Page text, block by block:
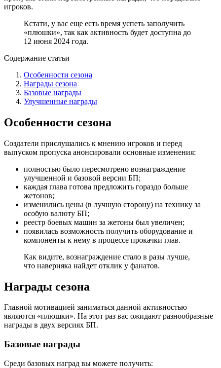
игроков.
Кстати, у вас еще есть время успеть заполучить
«плюшки», так как активность будет доступна до
12 июня 2024 года.
Содержание статьи
Особенности сезона
Награды сезона
Базовые награды
Улучшенные награды
Особенности сезона
Создатели прислушались к мнению игроков и перед
выпуском пропуска анонсировали основные изменения:
полностью было пересмотрено вознаграждение
улучшенной и базовой версии БП;
каждая глава готова предложить гораздо больше
жетонов;
изменились цены (в лучшую сторону) на технику за
особую валюту БП;
реестр боевых машин за жетоны был увеличен;
появилась возможность получить оборудование и
компоненты к нему в процессе прокачки глав.
Как видите, вознаграждение стало в разы лучше,
что наверняка найдет отклик у фанатов.
Награды сезона
Главной мотивацией заниматься данной активностью
являются «плюшки». На этот раз вас ожидают разнообразные
награды в двух версиях БП.
Базовые награды
Среди базовых наград вы можете получить: